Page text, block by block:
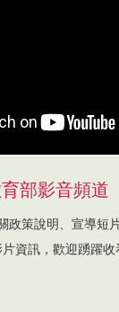
部影音頻道
政策說明、宣導短
資訊，歡迎踴躍收